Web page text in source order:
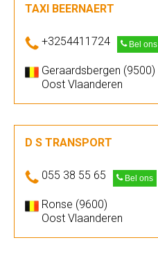
TAXI BEERNAERT
+3254411724 Bel ons
Geraardsbergen (9500)
Oost Vlaanderen
D S TRANSPORT
055 38 55 65 Bel ons
Ronse (9600)
Oost Vlaanderen